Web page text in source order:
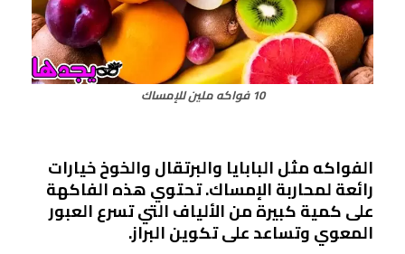
10 فواكه ملين للإمساك
الفواكه مثل البابايا والبرتقال والخوخ خيارات
رائعة لمحاربة الإمساك. تحتوي هذه الفاكهة
على كمية كبيرة من الألياف التي تسرع العبور
المعوي وتساعد على تكوين البراز.